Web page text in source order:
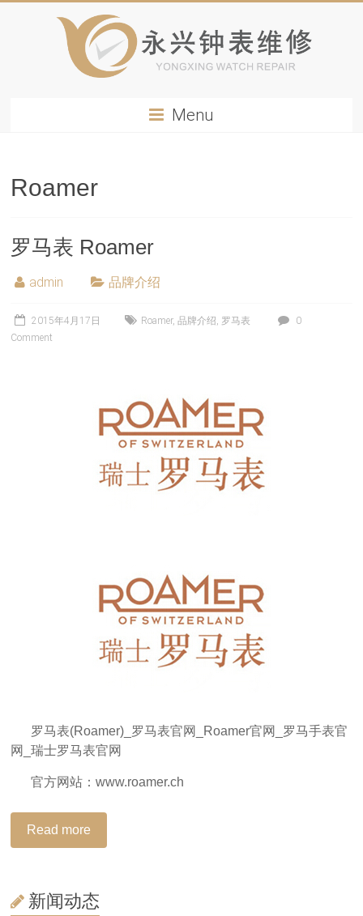
Menu
Roamer
罗马表 Roamer
admin 品牌介绍
2015年4月17日 Roamer,品牌介绍, 罗马表
0
Comment
罗马表(Roamer)_罗马表官网_Roamer官网_罗马手表官
网_瑞士罗马表官网
官方网站：www.roamer.ch
Read more
新闻动态